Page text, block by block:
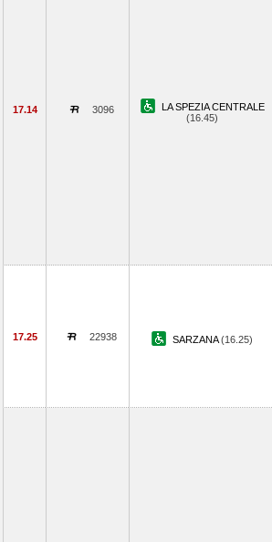
17.14 3096
LA SPEZIA CENTRALE
(16.45)
17.25 22938 SARZANA(16.25)